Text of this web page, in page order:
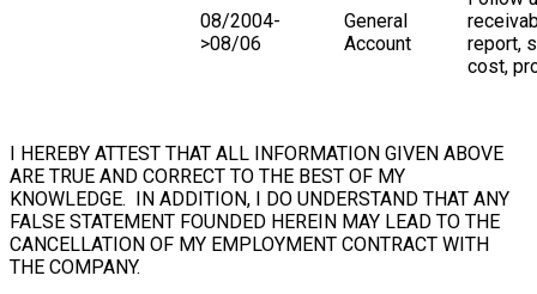
08/2004-
>08/06
General
Account
report,
cost,
I HEREBY ATTEST THAT ALL INFORMATION GIVEN ABOVE
ARE TRUE AND CORRECT TO THE BEST OF MY
KNOWLEDGE. IN ADDITION, I DO UNDERSTAND THAT ANY
FALSE STATEMENT FOUNDED HEREIN MAY LEAD TO THE
CANCELLATION OF MY EMPLOYMENT CONTRACT WITH
THE COMPANY.